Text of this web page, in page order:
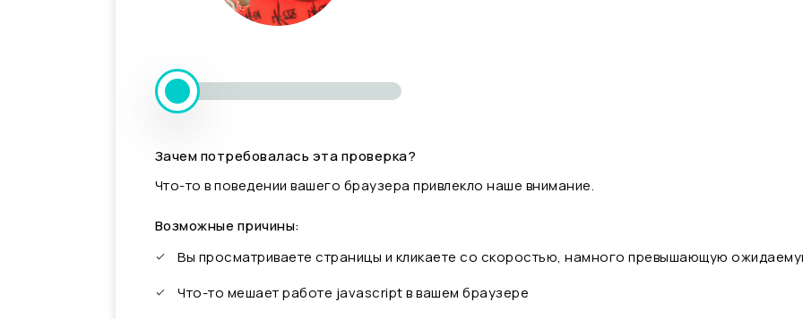
Зачем потребовалась эта проверка?
Что-то в поведении вашего браузера привлекло наше внимание.
Возможные причины:
Вы просматриваете страницы и кликаете со скоростью, намного превышающую
Что-то мешает работе javascript в вашем браузере